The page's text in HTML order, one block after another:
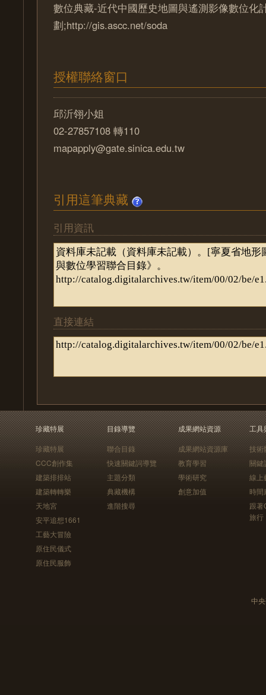
數位典藏-近代中國歷史地圖與遙測影像數位化
劃;http://gis.ascc.net/soda
授權聯絡窗口
邱沂翎小姐
02-27857108 轉110
mapapply@gate.sinica.edu.tw
引用這筆典藏
引用資訊
直接連結
珍藏特展
珍藏特展
CCC創作集
建築排排站
建築轉轉樂
天地宮
安平追想1661
工藝大冒險
原住民儀式
原住民服飾
目錄導覽
聯合目錄
快速關鍵詞導覽
主題分類
典藏機構
進階搜尋
成果網站資源
成果網站資源庫
教育學習
學術研究
創意加值
工具
技術
關鍵
線上
時間
跟
旅行
中